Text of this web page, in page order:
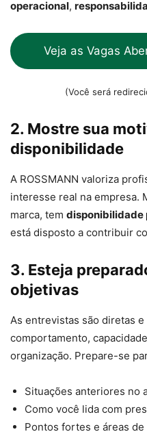
operacional,
Veja as Vagas
(Você será
2. Mostre sua
disponibilidade
A ROSSMANN valoriza
interesse real na empresa.
marca, tem disponibilidade
está disposto a contribuir
3. Esteja
objetivas
As entrevistas são diretas
comportamento,
organização. Prepare-se
Situações anteriores no
Como você lida com
Pontos fortes e áreas